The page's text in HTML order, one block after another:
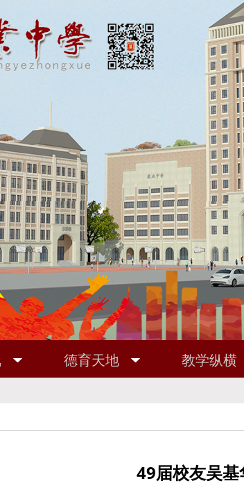
德育天地 教学纵横
49届校友吴